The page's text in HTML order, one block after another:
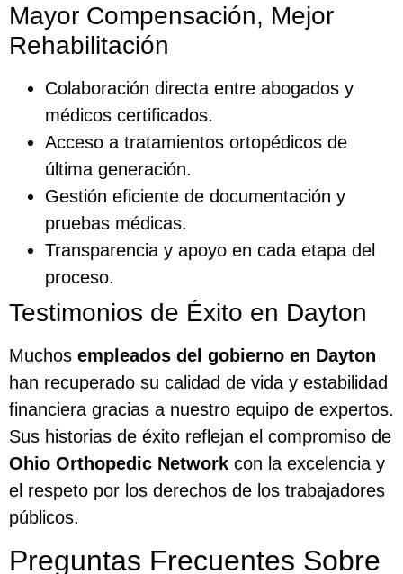
Mayor Compensación, Mejor
Rehabilitación
Colaboración directa entre abogados y
médicos certificados.
Acceso a tratamientos ortopédicos de
última generación.
Gestión eficiente de documentación y
pruebas médicas.
Transparencia y apoyo en cada etapa del
proceso.
Testimonios de Éxito en Dayton
Muchos empleados del gobierno en Dayton
han recuperado su calidad de vida y estabilidad
financiera gracias a nuestro equipo de expertos.
Sus historias de éxito reflejan el compromiso de
Ohio Orthopedic Network con la excelencia y
el respeto por los derechos de los trabajadores
públicos.
Preguntas Frecuentes Sobre